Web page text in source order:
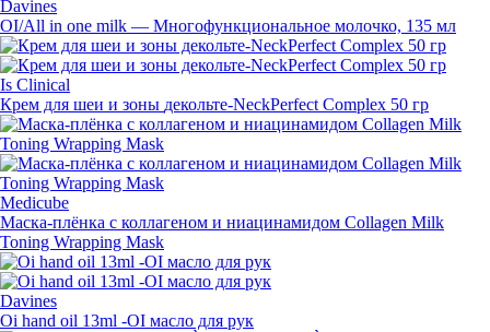
Davines
OI/All in one milk — Многофункциональное молочко, 135 мл
Is Clinical
Крем для шеи и зоны декольте-NeckPerfect Complex 50 гр
Medicube
Маска-плёнка с коллагеном и ниацинамидом Collagen Milk
Toning Wrapping Mask
Davines
Oi hand oil 13ml -OI масло для рук